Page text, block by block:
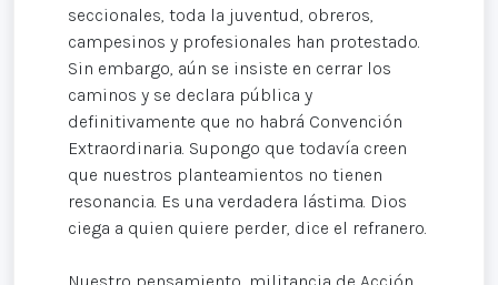
seccionales, toda la juventud, obreros,
campesinos y profesionales han protestado.
Sin embargo, aún se insiste en cerrar los
caminos y se declara pública y
definitivamente que no habrá Convención
Extraordinaria. Supongo que todavía creen
que nuestros planteamientos no tienen
resonancia. Es una verdadera lástima. Dios
ciega a quien quiere perder, dice el refranero.
Nuestro pensamiento, militancia de Acción